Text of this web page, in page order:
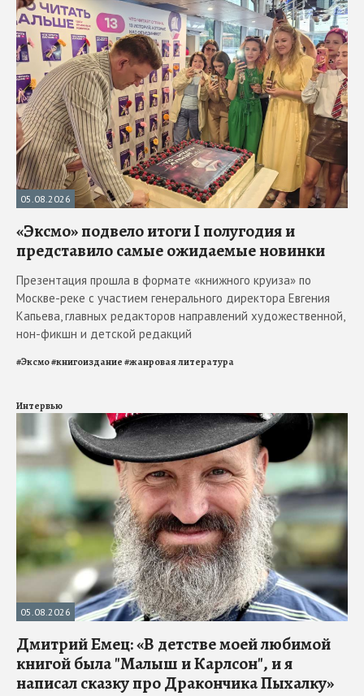
05.08.2026
«Эксмо» подвело итоги I полугодия и
представило самые ожидаемые новинки
Презентация прошла в формате «книжного круиза» по
Москве-реке с участием генерального директора Евгения
Капьева, главных редакторов направлений художественной,
нон-фикшн и детской редакций
#Эксмо#книгоиздание#жанровая литература
Интервью
05.08.2026
Дмитрий Емец: «В детстве моей любимой
книгой была "Малыш и Карлсон", и я
написал сказку про Дракончика Пыхалку»